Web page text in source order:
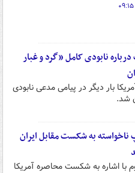
نابودی کامل «گرد و غبار
بار دیگر در پیامی مدعی نابودی
شد.
به شکست مقابل ایران
با اشاره به شکست محاصره آمریکا